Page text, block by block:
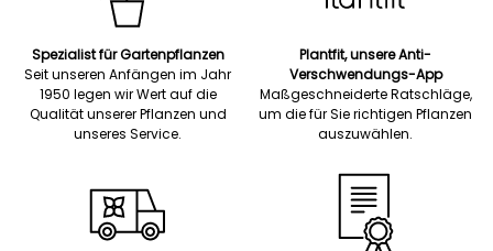
Spezialist für Gartenpflanzen
Seit unseren Anfängen im Jahr
1950 legen wir Wert auf die
Qualität unserer Pflanzen und
unseres Service.
Plantfit, unsere Anti-
Verschwendungs-App
Maßgeschneiderte Ratschläge,
um die für Sie richtigen Pflanzen
auszuwählen.